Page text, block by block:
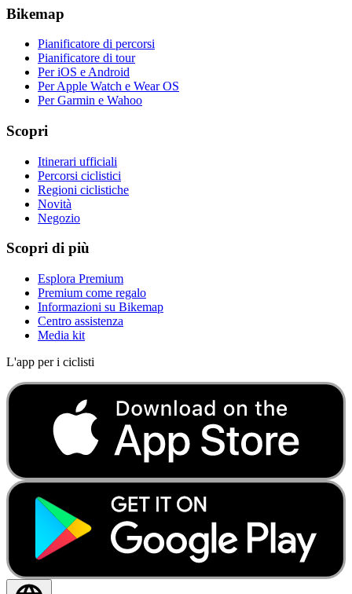
Bikemap
Pianificatore di percorsi
Pianificatore di tour
Per iOS e Android
Per Apple Watch e Wear OS
Per Garmin e Wahoo
Scopri
Itinerari ufficiali
Percorsi ciclistici
Regioni ciclistiche
Novità
Negozio
Scopri di più
Esplora Premium
Premium come regalo
Informazioni su Bikemap
Centro assistenza
Media kit
L'app per i ciclisti